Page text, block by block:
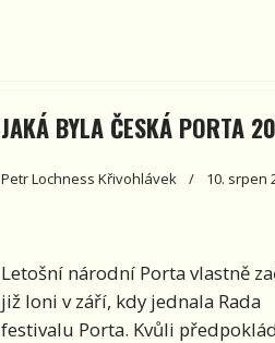
JAKÁ BYLA ČESKÁ PORTA
Petr Lochness Křivohlávek 10. srpen
Letošní národní Porta vlastně
již loni v září, kdy jednala Rada
festivalu Porta. Kvůli